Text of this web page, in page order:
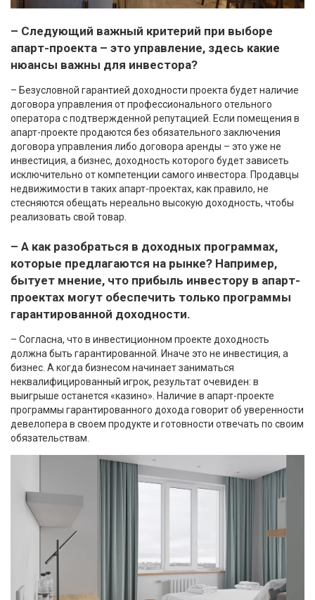
– Следующий важный критерий при выборе
апарт-проекта – это управление, здесь какие
нюансы важны для инвестора?
– Безусловной гарантией доходности проекта будет наличие
договора управления от профессионального отельного
оператора с подтвержденной репутацией. Если помещения в
апарт-проекте продаются без обязательного заключения
договора управления либо договора аренды – это уже не
инвестиция, а бизнес, доходность которого будет зависеть
исключительно от компетенции самого инвестора. Продавцы
недвижимости в таких апарт-проектах, как правило, не
стесняются обещать нереально высокую доходность, чтобы
реализовать свой товар.
– А как разобраться в доходных программах,
которые предлагаются на рынке? Например,
бытует мнение, что прибыль инвестору в апарт-
проектах могут обеспечить только программы
гарантированной доходности.
– Согласна, что в инвестиционном проекте доходность
должна быть гарантированной. Иначе это не инвестиция, а
бизнес. А когда бизнесом начинает заниматься
неквалифицированный игрок, результат очевиден: в
выигрыше останется «казино». Наличие в апарт-проекте
программы гарантированного дохода говорит об уверенности
девелопера в своем продукте и готовности отвечать по своим
обязательствам.